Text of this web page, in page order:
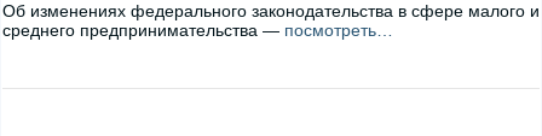
Об изменениях федерального законодательства в сфере малого и
среднего предпринимательства — посмотреть…